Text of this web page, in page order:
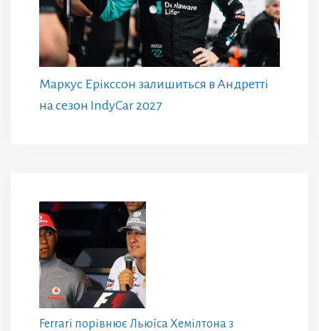
Маркус Ерікссон залишиться в Андретті
на сезон IndyCar 2027
Ferrari порівнює Льюїса Хемілтона з